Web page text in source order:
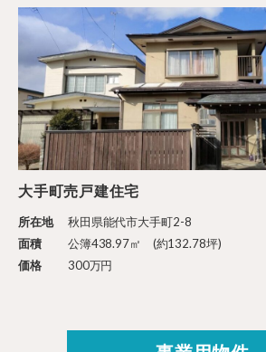
大手町売戸建住宅
所在地
秋田県能代市大手町2-8
面積
公簿438.97㎡ (約132.78坪)
価格
300万円